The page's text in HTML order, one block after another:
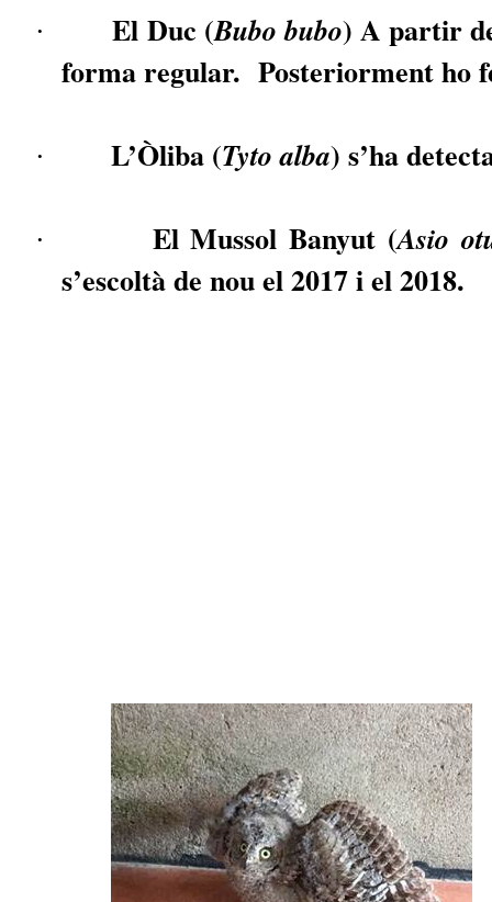
· El Duc (Bubo bubo) A partir
forma regular. Posteriorment ho
· L’Òliba (Tytoalba) s’ha
· El Mussol Banyut (Asio
s’escoltà de nou el 2017 i el 2018.